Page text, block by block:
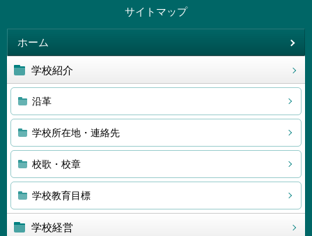
サイトマップ
ホーム
学校紹介
沿革
学校所在地・連絡先
校歌・校章
学校教育目標
学校経営